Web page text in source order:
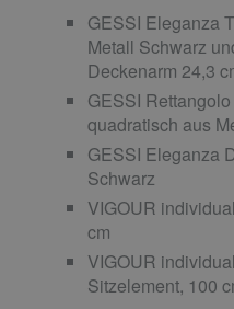
GESSI Eleganza
Metall Schwarz
Deckenarm 24,3
GESSI
quadratisch aus
GESSI Eleganza
Schwarz
VIGOUR
cm
VIGOUR
Sitzelement, 100